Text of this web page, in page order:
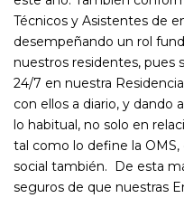
Técnicos y Asistentes de
desempeñando un rol
nuestros residentes, pues
24/7 en nuestra
con ellos a diario, y dando
lo habitual, no solo en
tal como lo define la
social también. De esta
seguros de que nuestras